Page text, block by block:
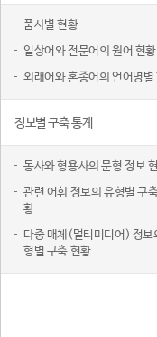
품사별 현황
일상어와 전문어의 원어 현황
외래어와 혼종어의 언어명별
정보별 구축 통계
동사와 형용사의 문형 정보
관련 어휘 정보의 유형별 구
황
다중 매체(멀티미디어) 정보
형별 구축 현황